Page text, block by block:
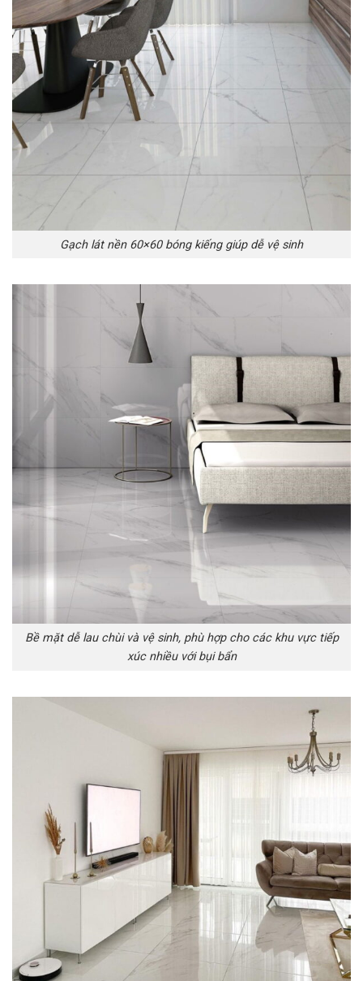
Gạch lát nền 60×60 bóng kiếng giúp dễ vệ sinh
Bề mặt dễ lau chùi và vệ sinh, phù hợp cho các khu vực tiếp
xúc nhiều với bụi bẩn